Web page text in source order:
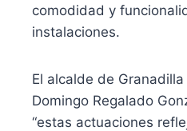
comodidad y
instalaciones.
El alcalde de
Domingo Regalado
“estas actuaciones